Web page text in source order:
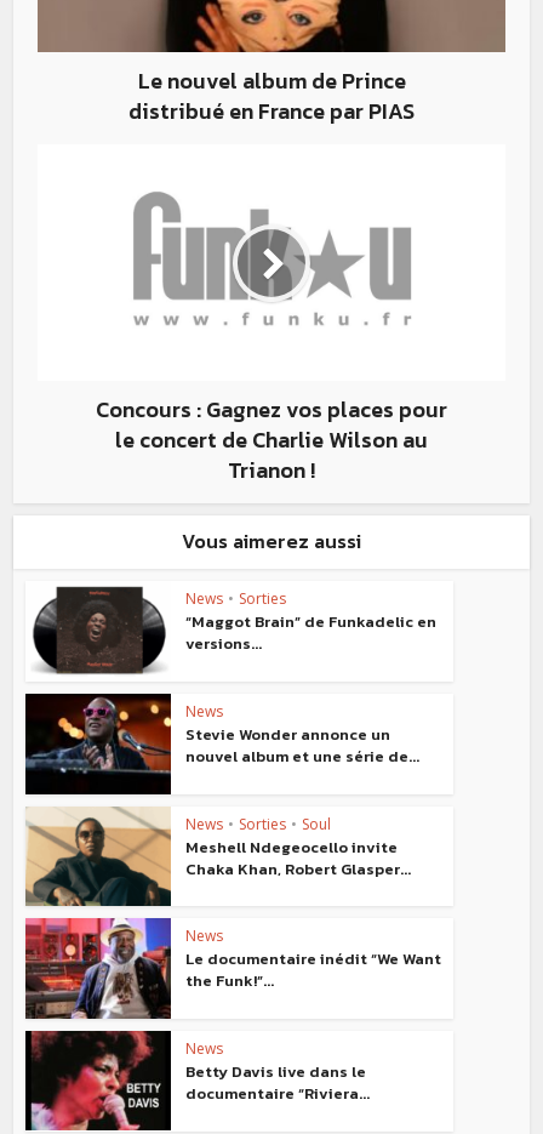
Le nouvel album de Prince
distribué en France par PIAS
Concours : Gagnez vos places pour
le concert de Charlie Wilson au
Trianon !
Vous aimerez aussi
News • Sorties
“Maggot Brain” de Funkadelic en
versions...
News
Stevie Wonder annonce un
nouvel album et une série de...
News • Sorties • Soul
Meshell Ndegeocello invite
Chaka Khan, Robert Glasper...
News
Le documentaire inédit “We Want
the Funk!”...
News
Betty Davis live dans le
documentaire “Riviera...